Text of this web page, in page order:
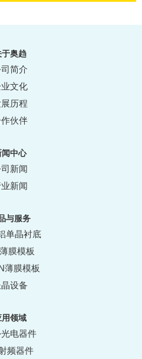
于奥趋
简介
文化
历程
伙伴
闻中心
新闻
新闻
与服务
单晶衬底
膜模板
薄膜模板
设备
用领域
电器件
频器件